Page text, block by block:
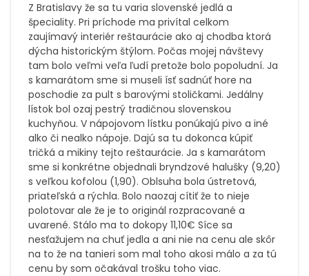
Z Bratislavy že sa tu varia slovenské jedlá a
špeciality. Pri príchode ma privítal celkom
zaujímavý interiér reštaurácie ako aj chodba ktorá
dýcha historickým štýlom. Počas mojej návštevy
tam bolo veľmi veľa ľudí pretože bolo popoludní. Ja
s kamarátom sme si museli ísť sadnúť hore na
poschodie za pult s barovými stoličkami. Jedálny
lístok bol ozaj pestrý tradičnou slovenskou
kuchyňou. V nápojovom lístku ponúkajú pivo a iné
alko či nealko nápoje. Dajú sa tu dokonca kúpiť
tričká a mikiny tejto reštaurácie. Ja s kamarátom
sme si konkrétne objednali bryndzové halušky (9,20)
s veľkou kofolou (1,90). Oblsuha bola ústretová,
priateľská a rýchla. Bolo naozaj cítiť že to nieje
polotovar ale že je to originál rozpracované a
uvarené. Stálo ma to dokopy 11,10€ Síce sa
nesťažujem na chuť jedla a ani nie na cenu ale skôr
na to že na tanieri som mal toho akosi málo a za tú
cenu by som očakával trošku toho viac.